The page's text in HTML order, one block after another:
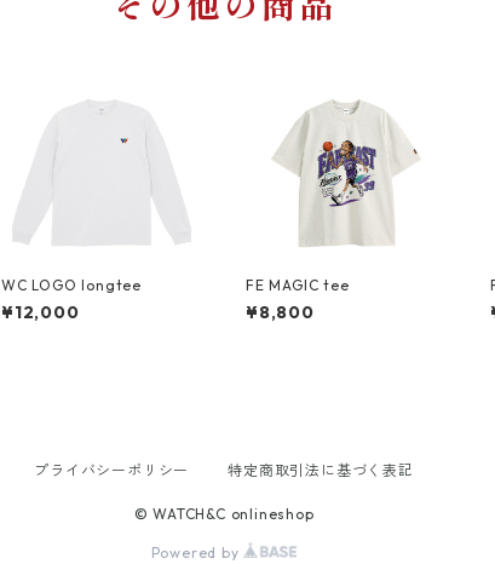
WC LOGO longtee
¥12,000
FE MAGIC tee
¥8,800
プライバシーポリシー 特定商取引法に基づく表記
© WATCH&C onlineshop
Powered by